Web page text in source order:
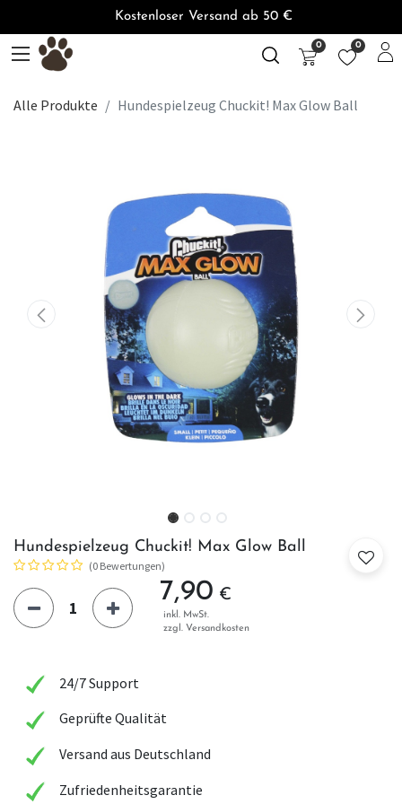
Kostenloser Versand ab 50 €
0 0
Alle Produkte Hundespielzeug Chuckit! Max Glow Ball
Hundespielzeug Chuckit! Max Glow Ball
(0 Bewertungen)
7,90 €
inkl. MwSt.
zzgl. Versandkosten
24/7 Support
Geprüfte Qualität
Versand aus Deutschland
Zufriedenheitsgarantie